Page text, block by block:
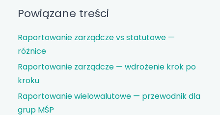
Powiązane treści
Raportowanie zarządcze vs statutowe —
różnice
Raportowanie zarządcze — wdrożenie krok po
kroku
Raportowanie wielowalutowe — przewodnik dla
grup MŚP